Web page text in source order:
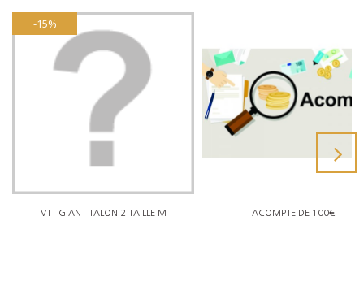
-15%
VTT GIANT TALON 2 TAILLE M ACOMPTE DE 100€